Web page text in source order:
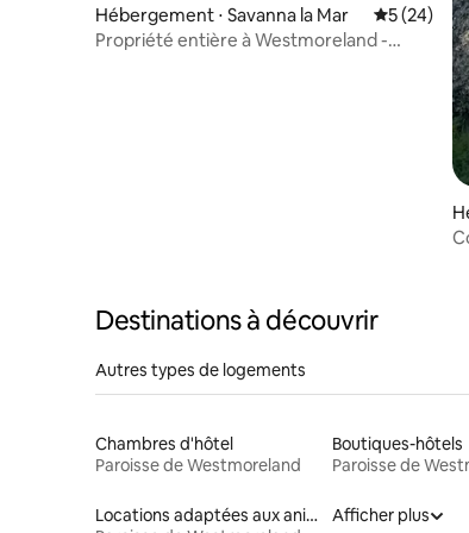
Hébergement ⋅ Savanna la Mar Évaluation
5 (24)
Propriété entière à Westmoreland -
Destinations à découvrir
Autres types de logements
Chambres d'hôtel
Paroisse de Westmoreland
Boutiques-hôtels
Paroisse de
Locations adaptées aux animaux
Afficher plus